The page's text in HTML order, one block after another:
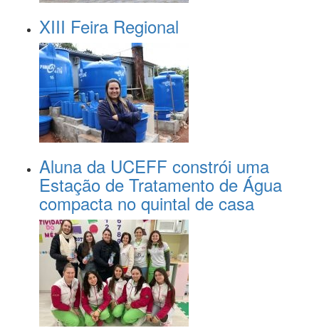
XIII Feira Regional
Aluna da UCEFF constrói uma
Estação de Tratamento de Água
compacta no quintal de casa